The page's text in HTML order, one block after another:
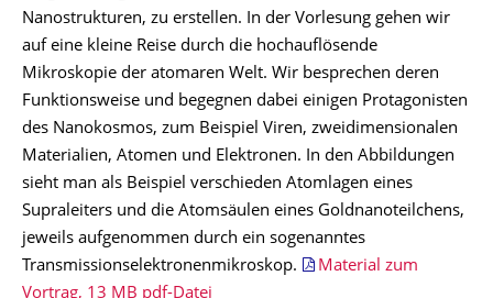
Nanostrukturen, zu erstellen. In der Vorlesung gehen wir
auf eine kleine Reise durch die hochauflösende
Mikroskopie der atomaren Welt. Wir besprechen deren
Funktionsweise und begegnen dabei einigen Protagonisten
des Nanokosmos, zum Beispiel Viren, zweidimensionalen
Materialien, Atomen und Elektronen. In den Abbildungen
sieht man als Beispiel verschieden Atomlagen eines
Supraleiters und die Atomsäulen eines Goldnanoteilchens,
jeweils aufgenommen durch ein sogenanntes
Transmissionselektronenmikroskop.
Material zum
Vortrag, 13 MB pdf-Datei